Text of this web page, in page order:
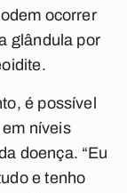
ocorrer
glândula por
é possível
níveis
doença. “Eu
e tenho